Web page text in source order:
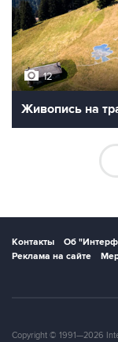
12
Живопись на
Контакты Об
Реклама на сайте
Copyright © 1991—2026